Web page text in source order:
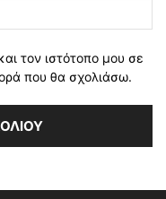
τον ιστότοπο μου σε
που θα σχολιάσω.